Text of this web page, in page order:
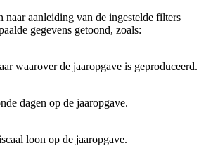
naar aanleiding van de ingestelde filters
gegevens getoond, zoals:
waarover de jaaropgave is geproduceerd.
dagen op de jaaropgave.
loon op de jaaropgave.